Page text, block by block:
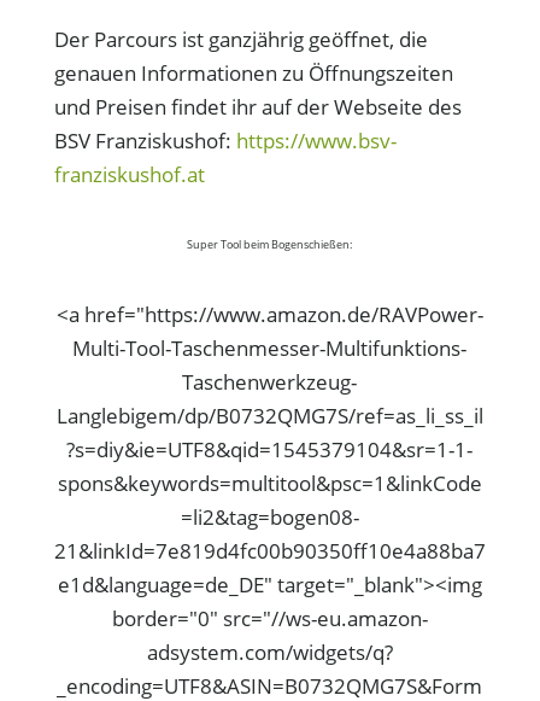
Der Parcours ist ganzjährig geöffnet, die
genauen Informationen zu Öffnungszeiten
und Preisen findet ihr auf der Webseite des
BSV Franziskushof: https://www.bsv-
franziskushof.at
Super Tool beim Bogenschießen:
<a href="https://www.amazon.de/RAVPower-
Multi-Tool-Taschenmesser-Multifunktions-
Taschenwerkzeug-
Langlebigem/dp/B0732QMG7S/ref=as_li_ss_il
?s=diy&ie=UTF8&qid=1545379104&sr=1-1-
spons&keywords=multitool&psc=1&linkCode
=li2&tag=bogen08-
21&linkId=7e819d4fc00b90350ff10e4a88ba7
e1d&language=de_DE" target="_blank"><img
border="0" src="//ws-eu.amazon-
adsystem.com/widgets/q?
_encoding=UTF8&ASIN=B0732QMG7S&Form